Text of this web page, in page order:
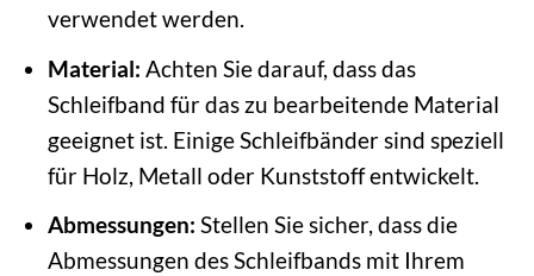
verwendet werden.
Material: Achten Sie darauf, dass das
Schleifband für das zu bearbeitende Material
geeignet ist. Einige Schleifbänder sind speziell
für Holz, Metall oder Kunststoff entwickelt.
Abmessungen: Stellen Sie sicher, dass die
Abmessungen des Schleifbands mit Ihrem